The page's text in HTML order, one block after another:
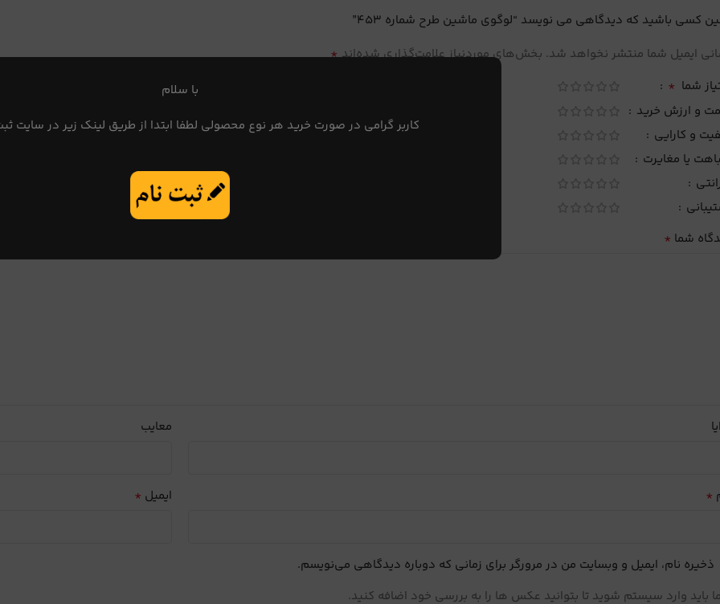
با سلام
کاربر گرامی در صورت خرید هر نوع محصولی لطفا ابتدا از طریق لینک زیر در سایت
کسی باشید که دیدگاهی می نویسد “لوگوی ماشین طرح شماره 453”
ایمیل شما منتشر نخواهد شد. بخش‌های موردنیاز علامت‌گذاری شده‌اند*
شما *
و ارزش خرید
و کارایی
یا مغایرت
شما *
معایب
* ایمیل *
ذخیره نام، ایمیل و وبسایت من در مرورگر برای زمانی که دوباره دیدگاهی می‌نویسم.
باید وارد سیستم شوید تا بتوانید عکس ها را به بررسی خود اضافه کنید.